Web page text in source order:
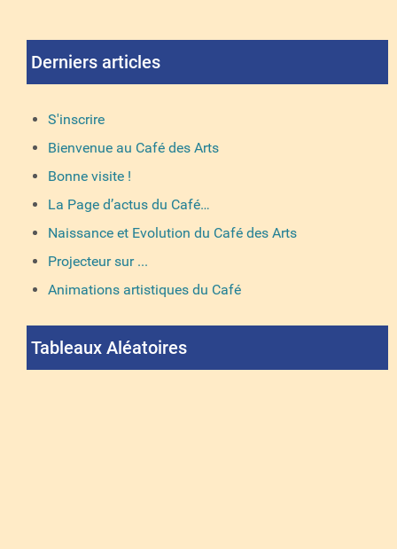
Derniers articles
S'inscrire
Bienvenue au Café des Arts
Bonne visite !
La Page d’actus du Café…
Naissance et Evolution du Café des Arts
Projecteur sur ...
Animations artistiques du Café
Tableaux Aléatoires